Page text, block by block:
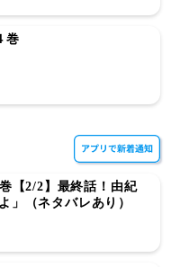
巻
【2/2】最終話！由紀
」（ネタバレあり）